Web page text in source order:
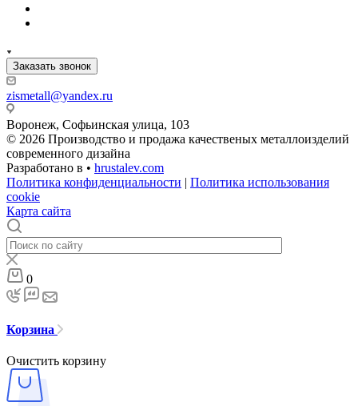
Заказать звонок
zismetall@yandex.ru
Воронеж, Софьинская улица, 103
© 2026 Производство и продажа качественых металлоизделий
современного дизайна
Разработано в • hrustalev.com
Политика конфиденциальности | Политика использования
cookie
Карта сайта
0
Корзина
Очистить корзину